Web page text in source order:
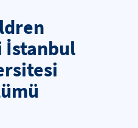
İstanbul